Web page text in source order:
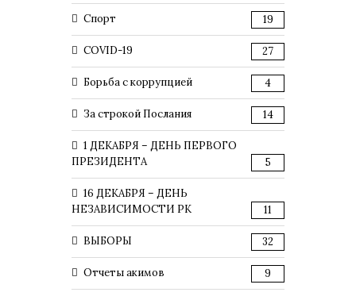
Спорт 19
COVID-19 27
Борьба с коррупцией 4
За строкой Послания 14
1 ДЕКАБРЯ – ДЕНЬ ПЕРВОГО
ПРЕЗИДЕНТА
5
16 ДЕКАБРЯ – ДЕНЬ
НЕЗАВИСИМОСТИ РК
11
ВЫБОРЫ 32
Отчеты акимов 9